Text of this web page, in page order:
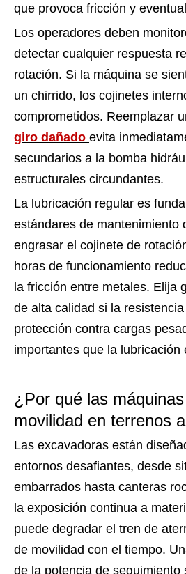
que provoca fricción y
Los operadores deben
detectar cualquier respuesta
rotación. Si la máquina se
un chirrido, los cojinetes
comprometidos. Reemplazar
giro dañado evita
secundarios a la bomba
estructurales circundantes.
La lubricación regular es
estándares de mantenimiento
engrasar el cojinete de
horas de funcionamiento
la fricción entre metales. Elija
de alta calidad si la
protección contra cargas
importantes que la lubricación
¿Por qué las
movilidad en terrenos
Las excavadoras están
entornos desafiantes, desde
embarrados hasta canteras
la exposición continua a
puede degradar el tren de
de movilidad con el tiempo.
de la potencia de seguimiento